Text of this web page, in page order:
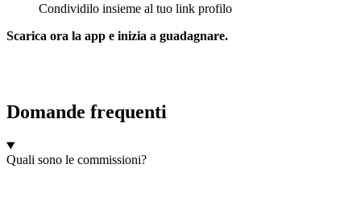
Condividilo insieme al tuo link profilo
Scarica ora la app e inizia a guadagnare.
Domande frequenti
Quali sono le commissioni?